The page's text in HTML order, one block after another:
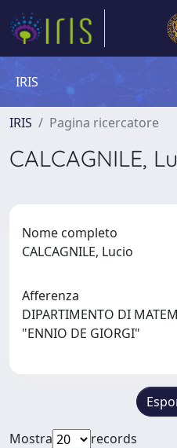
IRIS
IRIS Pagina ricercatore
CALCAGNILE,
Nome completo
CALCAGNILE, Lucio
Afferenza
DIPARTIMENTO DI
"ENNIO DE GIORGI"
Mostra
records